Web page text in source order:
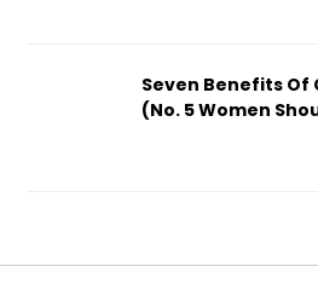
Seven Benefits Of
(No. 5 Women